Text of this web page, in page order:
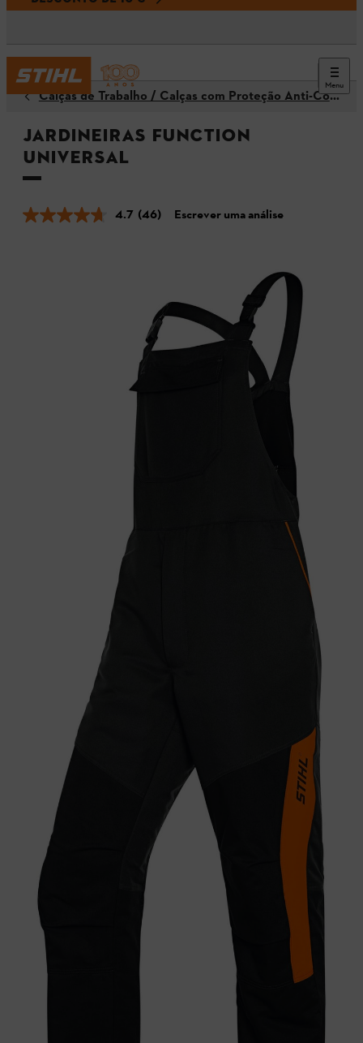
Menu
Calças de Trabalho / Calças com Proteção Anti-Corte
Jardineiras FUNCTION
Universal
4.7 (46) Escrever uma análise